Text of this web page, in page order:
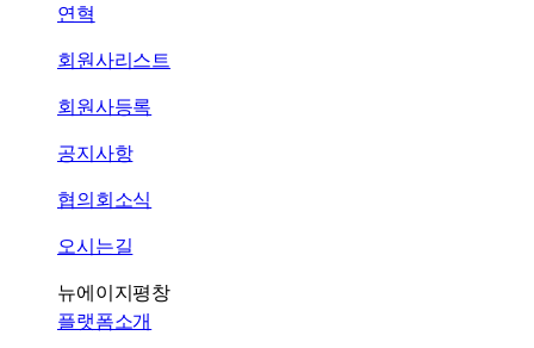
연혁
회원사리스트
회원사등록
공지사항
협의회소식
오시는길
뉴에이지평창
플랫폼소개